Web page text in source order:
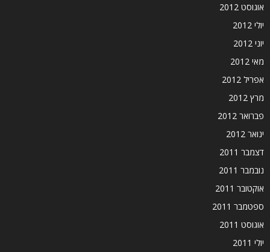
אוגוסט 2012
יולי 2012
יוני 2012
מאי 2012
אפריל 2012
מרץ 2012
פברואר 2012
ינואר 2012
דצמבר 2011
נובמבר 2011
אוקטובר 2011
ספטמבר 2011
אוגוסט 2011
יולי 2011